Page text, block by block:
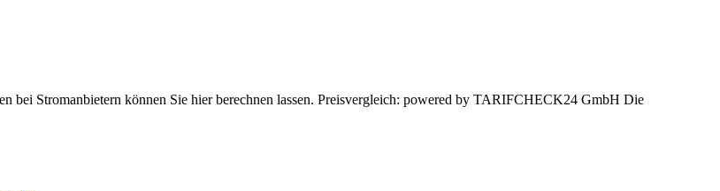
bei Stromanbietern können Sie hier berechnen lassen. Preisvergleich: powered by TARIFCHECK24 GmbH Die